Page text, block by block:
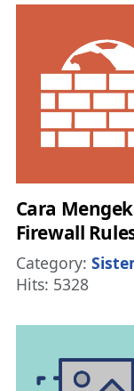
Cara
Firewall
Details
Category:
Hits: 5328